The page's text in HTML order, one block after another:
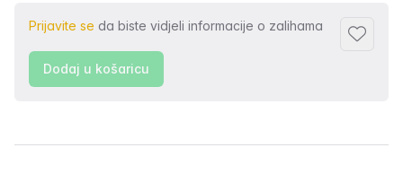
Prijavite se da biste vidjeli informacije o zalihama
Dodaj
Dodaj u košaricu